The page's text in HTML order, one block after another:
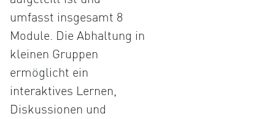
umfasst insgesamt 8
Module. Die Abhaltung in
kleinen Gruppen
ermöglicht ein
interaktives Lernen,
Diskussionen und